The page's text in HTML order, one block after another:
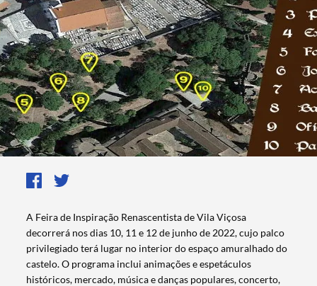
A Feira de Inspiração Renascentista de Vila Viçosa
decorrerá nos dias 10, 11 e 12 de junho de 2022, cujo palco
privilegiado terá lugar no interior do espaço amuralhado do
castelo. O programa inclui animações e espetáculos
históricos, mercado, música e danças populares, concerto,